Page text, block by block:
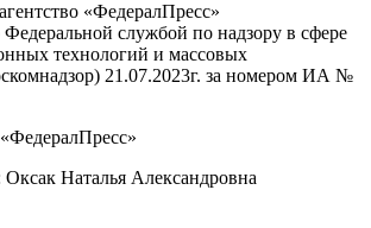
«ФедералПресс»
Федеральной службой по надзору в сфере
технологий и массовых
21.07.2023г. за номером ИА №
Наталья Александровна